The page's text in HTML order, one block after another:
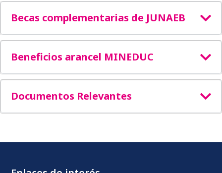
Becas complementarias de JUNAEB
Beneficios arancel MINEDUC
Documentos Relevantes